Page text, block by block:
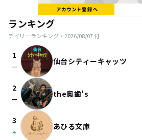
ランキング
デイリーランキング・ 2026/08/07付
1
check_indeterminate_small 仙台シティーキャッツ
2
check_indeterminate_small the奥歯's
3
arrow_drop_up あひる文庫